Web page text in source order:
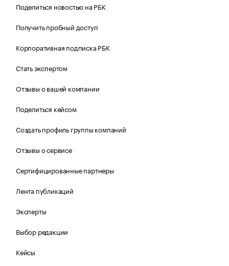
Поделиться новостью на РБК
Получить пробный доступ
Корпоративная подписка РБК
Стать экспертом
Отзывы о вашей компании
Поделиться кейсом
Создать профиль группы компаний
Отзывы о сервисе
Сертифицированные партнеры
Лента публикаций
Эксперты
Выбор редакции
Кейсы